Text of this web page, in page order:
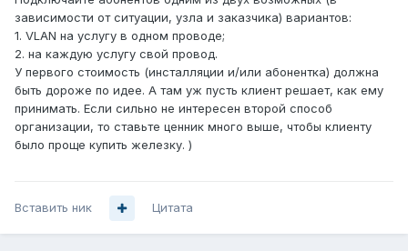
зависимости от ситуации, узла и заказчика) вариантов:
1. VLAN на услугу в одном проводе;
2. на каждую услугу свой провод.
У первого стоимость (инсталляции и/или абонентка) должна
быть дороже по идее. А там уж пусть клиент решает, как ему
принимать. Если сильно не интересен второй способ
организации, то ставьте ценник много выше, чтобы клиенту
было проще купить железку. )
Вставить ник Цитата